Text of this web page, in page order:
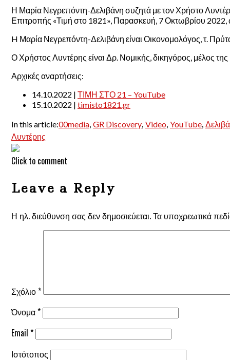
Η Μαρία Νεγρεπόντη-Δελιβάνη συζητά με τον Χρήστο
Επιτροπής «Τιμή στο 1821», Παρασκευή, 7 Οκτωβρίου 2022,
H Μαρία Νεγρεπόντη-Δελιβάνη είναι Οικονομολόγος, τ.
Ο Χρήστος Λυντέρης είναι Δρ. Νομικής, δικηγόρος, μέλος
Αρχικές αναρτήσεις:
14.10.2022 | ΤΙΜΗ ΣΤΟ 21 – YouTube
15.10.2022 | timisto1821.gr
In this article:00media, GR Discovery, Video, YouTube,
Λυντέρης
Click to comment
Leave a Reply
Η ηλ. διεύθυνση σας δεν δημοσιεύεται.Τα υποχρεωτικά
Σχόλιο*
Όνομα*
Email *
Ιστότοπος